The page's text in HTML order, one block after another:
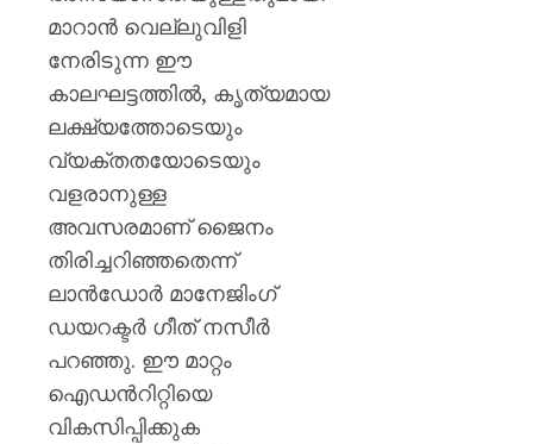
മാറാന്‍ വെല്ലുവിളി
നേരിടുന്ന ഈ
കാലഘട്ടത്തില്‍, കൃത്യമായ
ലക്ഷ്യത്തോടെയും
വ്യക്തതയോടെയും
വളരാനുള്ള
അവസരമാണ് ജൈനം
തിരിച്ചറിഞ്ഞതെന്ന്
ലാന്‍ഡോര്‍ മാനേജിംഗ്
ഡയറക്ടര്‍ ഗീത് നസീര്‍
പറഞ്ഞു. ഈ മാറ്റം
ഐഡന്‍റിറ്റിയെ
വികസിപ്പിക്കുക